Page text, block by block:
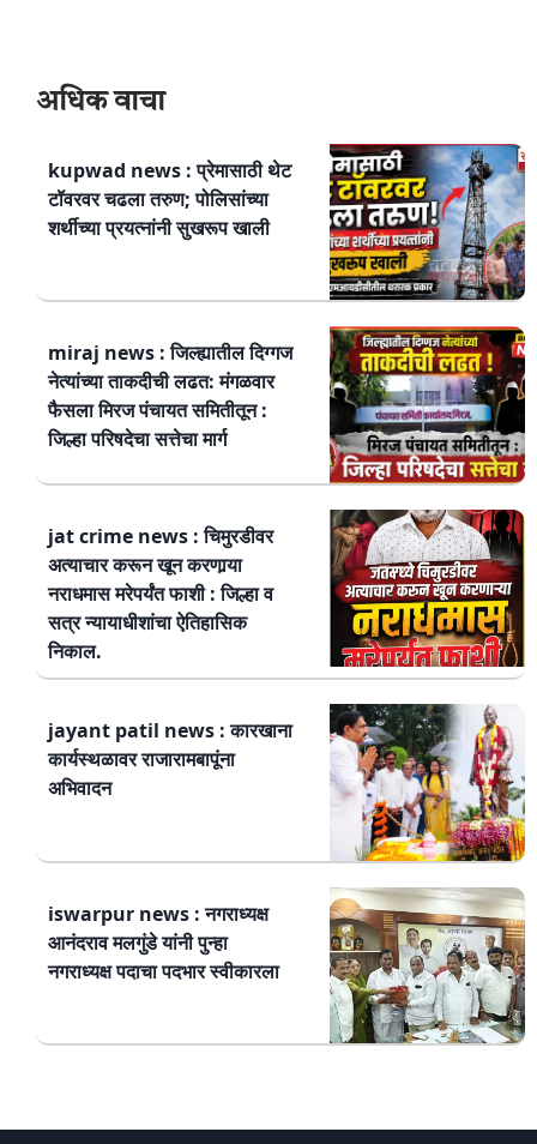
अधिक वाचा
kupwad news : प्रेमासाठी थेट
टॉवरवर चढला तरुण; पोलिसांच्या
शर्थीच्या प्रयत्नांनी सुखरूप खाली
miraj news : जिल्ह्यातील दिग्गज
नेत्यांच्या ताकदीची लढत: मंगळवार
फैसला मिरज पंचायत समितीतून :
जिल्हा परिषदेचा सत्तेचा मार्ग
jat crime news : चिमुरडीवर
अत्याचार करून खून करणार्‍या
नराधमास मरेपर्यंत फाशी : जिल्हा व
सत्र न्यायाधीशांचा ऐतिहासिक
निकाल.
jayant patil news : कारखाना
कार्यस्थळावर राजारामबापूंना
अभिवादन
iswarpur news : नगराध्यक्ष
आनंदराव मलगुंडे यांनी पुन्हा
नगराध्यक्ष पदाचा पदभार स्वीकारला